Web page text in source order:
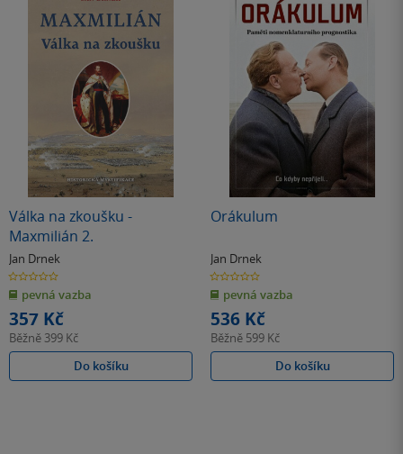
Válka na zkoušku -
Maxmilián 2.
Jan Drnek
0.0
z
5
hvězdiček
pevná vazba
357 Kč
Běžně 399 Kč
Do košíku
Orákulum
Jan Drnek
0.0
z
5
hvězdiček
pevná vazba
536 Kč
Běžně 599 Kč
Do košíku